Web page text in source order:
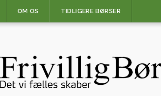
OM OS TIDLIGERE BØRSER